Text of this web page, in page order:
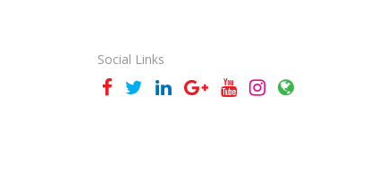
Social Links